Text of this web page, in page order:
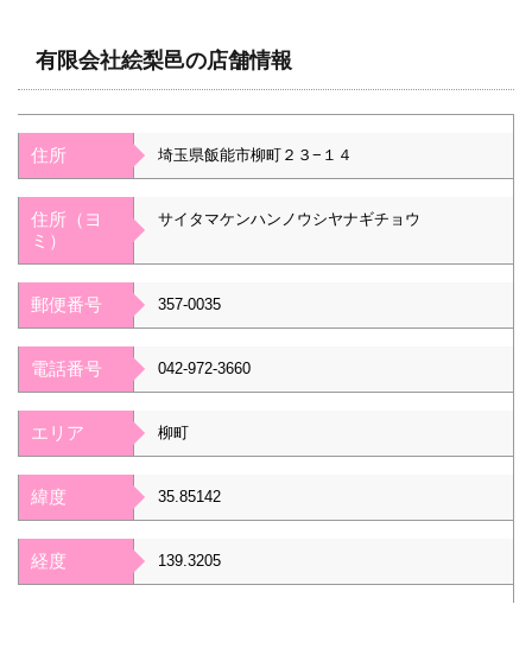
有限会社絵梨邑の店舗情報
住所 埼玉県飯能市柳町２３−１４
住所（ヨ
ミ）
サイタマケンハンノウシヤナギチョウ
郵便番号 357-0035
電話番号 042-972-3660
エリア 柳町
緯度 35.85142
経度 139.3205